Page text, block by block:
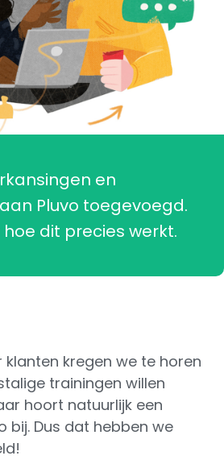
en
Pluvo toegevoegd.
dit precies werkt.
kregen we te horen
trainingen willen
hoort natuurlijk een
bij. Dus dat hebben we